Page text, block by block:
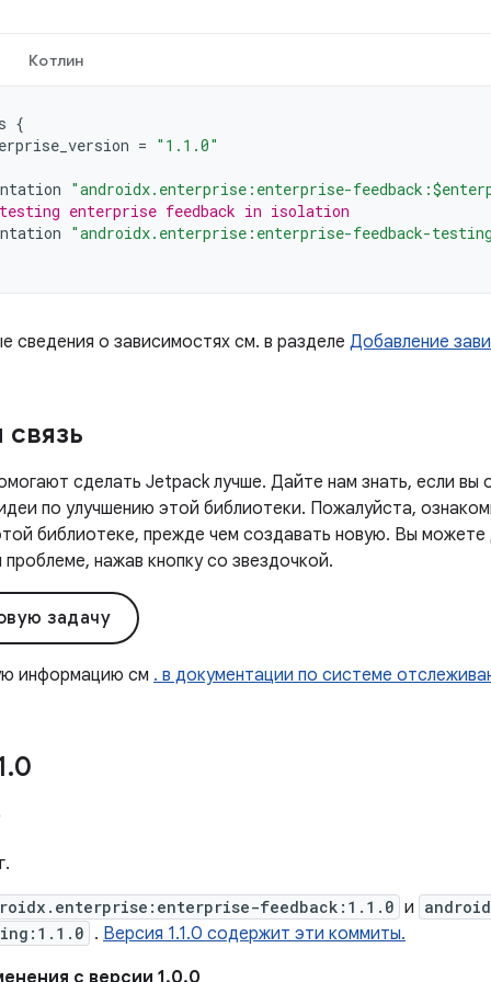
Котлин
{
= "1.1.0"
"androidx.enterprise:enterprise-
enterprise feedback in isolation
"androidx.enterprise:enterprise-feedback-
сведения о зависимостях см. в разделе Добавление
сделать Jetpack лучше. Дайте нам знать, если вы
по улучшению этой библиотеки. Пожалуйста,
библиотеке, прежде чем создавать новую. Вы можете
нажав кнопку со звездочкой.
задачу
информацию см . в документации по системе
.0
feedback:1.1.0 и
. Версия 1.1.0 содержит эти коммиты.
с версии 1.0.0